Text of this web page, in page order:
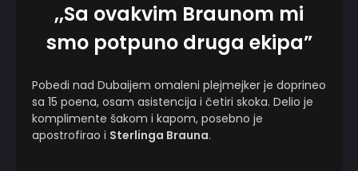
,,Sa ovakvim Braunom mi
smo potpuno druga ekipa”
Pobedi nad Dubaijem omaleni plejmejker je doprineo
sa 15 poena, osam asistencija i četiri skoka. Delio je
komplimente šakom i kapom, posebno je
apostrofirao i Sterlinga Brauna.